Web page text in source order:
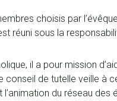
choisis par
réuni sous la
il a pour mission
conseil de tutelle veille à
du réseau des